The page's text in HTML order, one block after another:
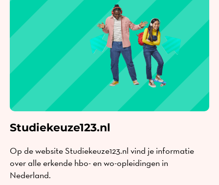
Studiekeuze123.nl
Op de website Studiekeuze123.nl vind je informatie
over alle erkende hbo- en wo-opleidingen in
Nederland.